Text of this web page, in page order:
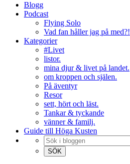
Blogg
Podcast
Flying Solo
Vad fan håller jag på med?!
Kategorier
#Livet
listor.
mina djur & livet på landet.
om kroppen och själen.
På äventyr
Resor
sett, hört och läst.
Tankar & tyckande
vänner & familj.
Guide till Höga Kusten